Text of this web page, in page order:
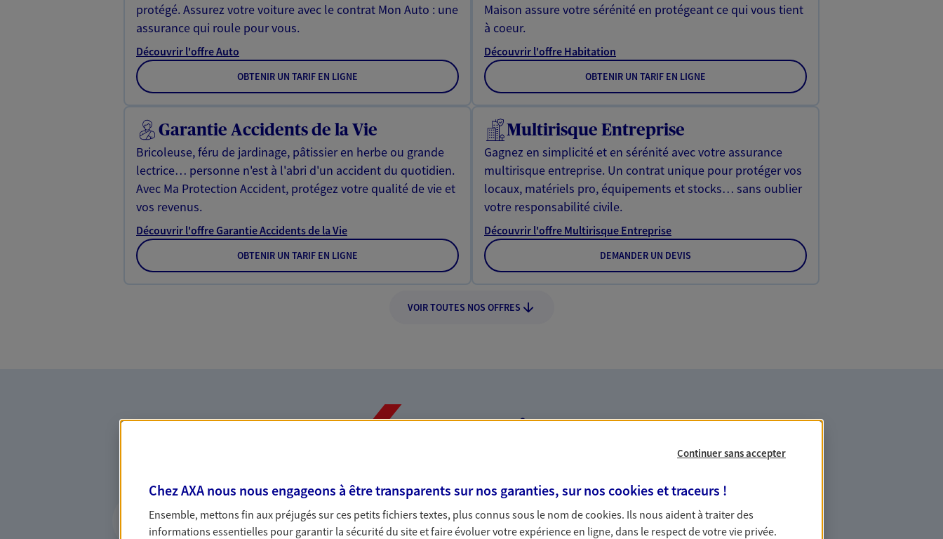
protégé. Assurez votre voiture avec le contrat Mon Auto : une
assurance qui roule pour vous.
Découvrir l'offre Auto
OBTENIR UN TARIF EN LIGNE
Maison assure votre sérénité en protégeant ce qui vous tient
à coeur.
Découvrir l'offre Habitation
OBTENIR UN TARIF EN LIGNE
Garantie Accidents de la Vie
Bricoleuse, féru de jardinage, pâtissier en herbe ou grande
lectrice… personne n'est à l'abri d'un accident du quotidien.
Avec Ma Protection Accident, protégez votre qualité de vie et
vos revenus.
Découvrir l'offre Garantie Accidents de la Vie
OBTENIR UN TARIF EN LIGNE
Multirisque Entreprise
Gagnez en simplicité et en sérénité avec votre assurance
multirisque entreprise. Un contrat unique pour protéger vos
locaux, matériels pro, équipements et stocks… sans oublier
votre responsabilité civile.
Découvrir l'offre Multirisque Entreprise
DEMANDER UN DEVIS
VOIR TOUTES NOS OFFRES
Nos expertises
Vous accompagner dans la durée et la
confiance
Accompagner les professionnels et les
entreprises
Continuer sans accepter
Chez AXA nous nous engageons à être transparents sur nos garanties, sur nos cookies et traceurs !
Ensemble, mettons fin aux préjugés sur ces petits fichiers textes, plus connus sous le nom decookies. Ils nous aident à traiter des
informations essentielles pour garantir la sécurité du site et faire évoluer votre expérience en ligne, dans le respect de votre vie privée.